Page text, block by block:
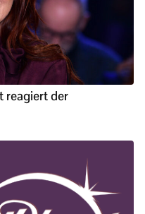
reagiert der